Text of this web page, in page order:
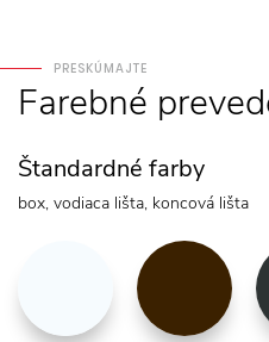
PRESKÚMAJTE
Farebné
Štandardné farby
box, vodiaca lišta, koncová lišta